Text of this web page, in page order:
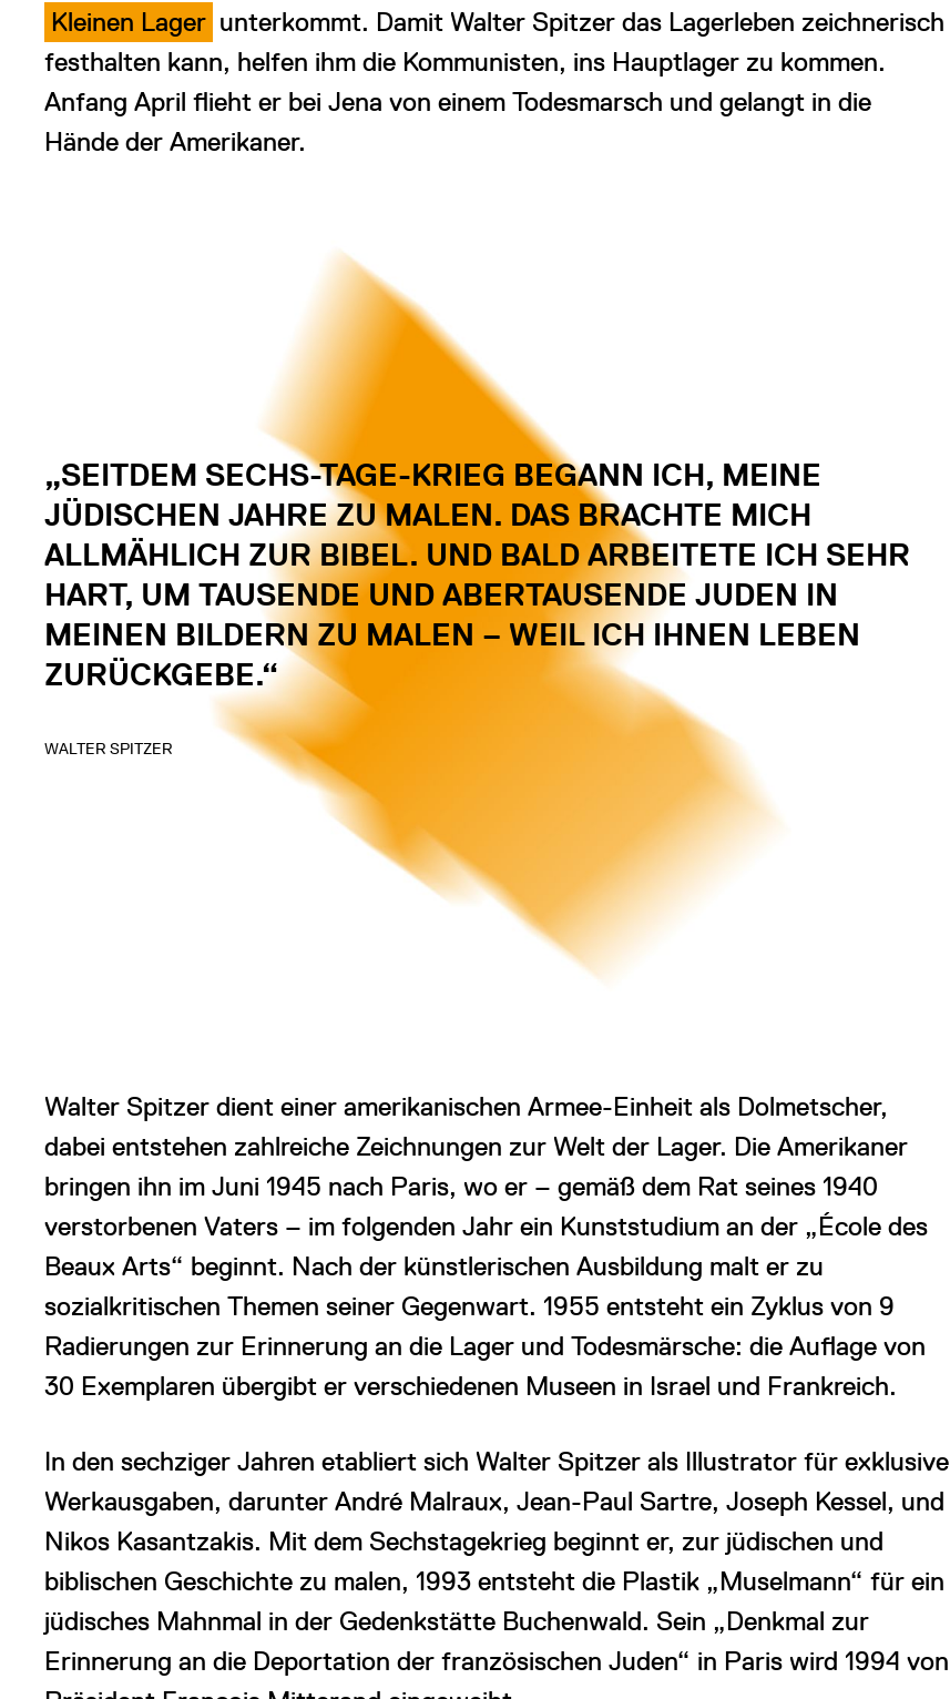
Kleinen Lager unterkommt. Damit Walter Spitzer das Lagerleben zeichnerisch
festhalten kann, helfen ihm die Kommunisten, ins Hauptlager zu kommen.
Anfang April flieht er bei Jena von einem Todesmarsch und gelangt in die
Hände der Amerikaner.
„SEITDEM SECHS-TAGE-KRIEG BEGANN ICH, MEINE
JÜDISCHEN JAHRE ZU MALEN. DAS BRACHTE MICH
ALLMÄHLICH ZUR BIBEL. UND BALD ARBEITETE ICH SEHR
HART, UM TAUSENDE UND ABERTAUSENDE JUDEN IN
MEINEN BILDERN ZU MALEN – WEIL ICH IHNEN LEBEN
ZURÜCKGEBE.“
WALTER SPITZER
Walter Spitzer dient einer amerikanischen Armee-Einheit als Dolmetscher,
dabei entstehen zahlreiche Zeichnungen zur Welt der Lager. Die Amerikaner
bringen ihn im Juni 1945 nach Paris, wo er – gemäß dem Rat seines 1940
verstorbenen Vaters – im folgenden Jahr ein Kunststudium an der „École des
Beaux Arts“ beginnt. Nach der künstlerischen Ausbildung malt er zu
sozialkritischen Themen seiner Gegenwart. 1955 entsteht ein Zyklus von 9
Radierungen zur Erinnerung an die Lager und Todesmärsche: die Auflage von
30 Exemplaren übergibt er verschiedenen Museen in Israel und Frankreich.
In den sechziger Jahren etabliert sich Walter Spitzer als Illustrator für exklusive
Werkausgaben, darunter André Malraux, Jean-Paul Sartre, Joseph Kessel, und
Nikos Kasantzakis. Mit dem Sechstagekrieg beginnt er, zur jüdischen und
biblischen Geschichte zu malen, 1993 entsteht die Plastik „Muselmann“ für ein
jüdisches Mahnmal in der Gedenkstätte Buchenwald. Sein „Denkmal zur
Erinnerung an die Deportation der französischen Juden“ in Paris wird 1994 von